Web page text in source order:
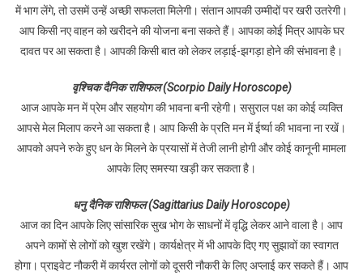
में भाग लेंगे, तो उसमें उन्हें अच्छी सफलता मिलेगी। संतान आपकी उम्मीदों पर खरी उतरेगी।
आप किसी नए वाहन को खरीदने की योजना बना सकते हैं। आपका कोई मित्र आपके घर
दावत पर आ सकता है। आपकी किसी बात को लेकर लड़ाई-झगड़ा होने की संभावना है।
वृश्चिक दैनिक राशिफल (Scorpio Daily Horoscope)
आज आपके मन में प्रेम और सहयोग की भावना बनी रहेगी। ससुराल पक्ष का कोई व्यक्ति
आपसे मेल मिलाप करने आ सकता है। आप किसी के प्रति मन में ईर्ष्या की भावना ना रखें।
आपको अपने रुके हुए धन के मिलने के प्रयासों में तेजी लानी होगी और कोई कानूनी मामला
आपके लिए समस्या खड़ी कर सकता है।
धनु दैनिक राशिफल (Sagittarius Daily Horoscope)
आज का दिन आपके लिए सांसारिक सुख भोग के साधनों में वृद्धि लेकर आने वाला है। आप
अपने कामों से लोगों को खुश रखेंगे। कार्यक्षेत्र में भी आपके दिए गए सुझावों का स्वागत
होगा। प्राइवेट नौकरी में कार्यरत लोगों को दूसरी नौकरी के लिए अप्लाई कर सकते हैं। आप